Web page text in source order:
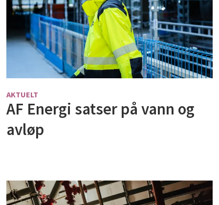
AKTUELT
AF Energi satser på vann og
avløp